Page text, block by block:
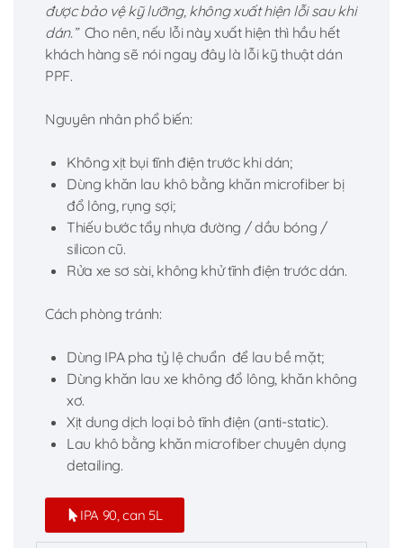
được bảo vệ kỹ lưỡng, không xuất hiện lỗi sau khi
dán.” Cho nên, nếu lỗi này xuất hiện thì hầu hết
khách hàng sẽ nói ngay đây là lỗi kỹ thuật dán
PPF.
Nguyên nhân phổ biến:
Không xịt bụi tĩnh điện trước khi dán;
Dùng khăn lau khô bằng khăn microfiber bị
đổ lông, rụng sợi;
Thiếu bước tẩy nhựa đường / dầu bóng /
silicon cũ.
Rửa xe sơ sài, không khử tĩnh điện trước dán.
Cách phòng tránh:
Dùng IPA pha tỷ lệ chuẩn để lau bề mặt;
Dùng khăn lau xe không đổ lông, khăn không
xơ.
Xịt dung dịch loại bỏ tĩnh điện (anti-static).
Lau khô bằng khăn microfiber chuyên dụng
detailing.
IPA 90, can 5L